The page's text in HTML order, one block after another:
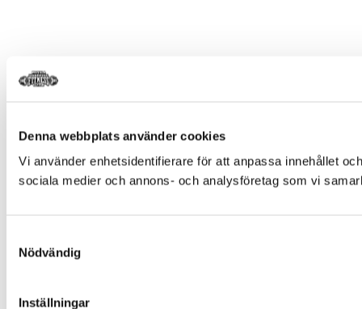
Denna webbplats använder cookies
Vi använder enhetsidentifierare för att anpassa innehållet
sociala medier och annons- och analysföretag som vi
Nödvändig
Inställningar